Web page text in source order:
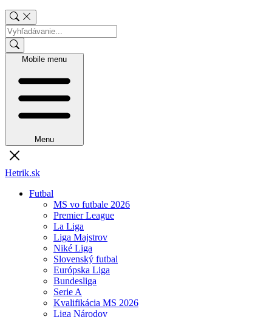
Mobile menu
Menu
Hetrik.sk
Futbal
MS vo futbale 2026
Premier League
La Liga
Liga Majstrov
Niké Liga
Slovenský futbal
Európska Liga
Bundesliga
Serie A
Kvalifikácia MS 2026
Liga Národov